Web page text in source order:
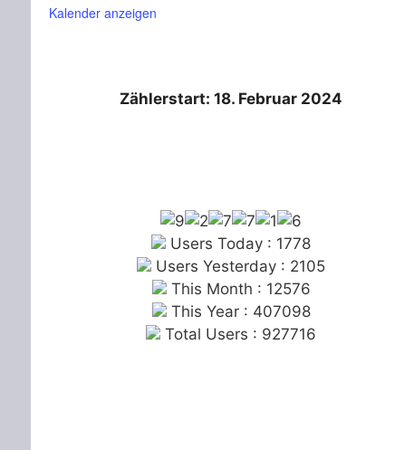
Kalender anzeigen
Zählerstart: 18. Februar 2024
Users Today : 1778
Users Yesterday : 2105
This Month : 12576
This Year : 407098
Total Users : 927716